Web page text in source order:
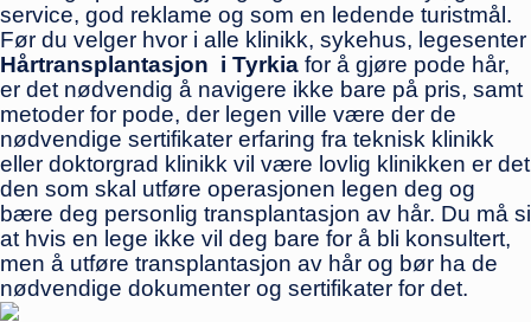
service, god reklame og som en ledende turistmål.
Før du velger hvor i alle klinikk, sykehus, legesenter
Hårtransplantasjon i Tyrkia for å gjøre pode hår,
er det nødvendig å navigere ikke bare på pris, samt
metoder for pode, der legen ville være der de
nødvendige sertifikater erfaring fra teknisk klinikk
eller doktorgrad klinikk vil være lovlig klinikken er det
den som skal utføre operasjonen legen deg og
bære deg personlig transplantasjon av hår. Du må si
at hvis en lege ikke vil deg bare for å bli konsultert,
men å utføre transplantasjon av hår og bør ha de
nødvendige dokumenter og sertifikater for det.